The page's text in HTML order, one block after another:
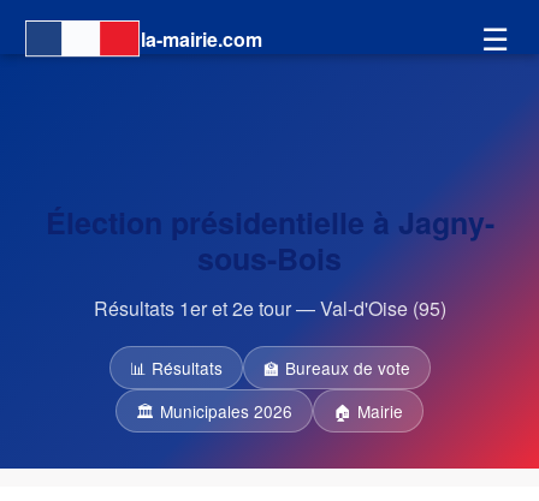
la-mairie.com ☰
Élection présidentielle à Jagny-
sous-Bois
Résultats 1er et 2e tour — Val-d'Oise (95)
📊 Résultats
🏫 Bureaux de vote
🏛 Municipales 2026
🏠 Mairie